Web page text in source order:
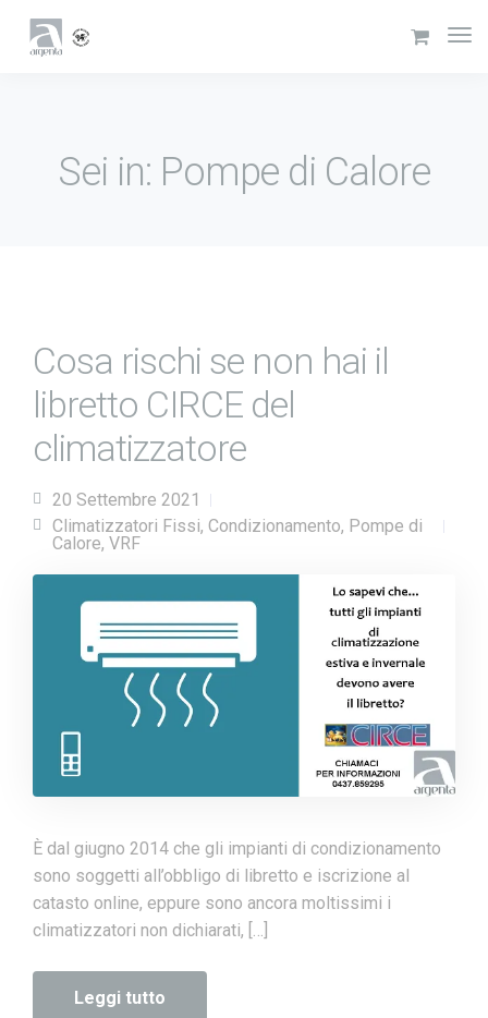
Sei in: Pompe di Calore
Cosa rischi se non hai il
libretto CIRCE del
climatizzatore
20 Settembre 2021
Climatizzatori Fissi, Condizionamento, Pompe di
Calore, VRF
È dal giugno 2014 che gli impianti di condizionamento
sono soggetti all’obbligo di libretto e iscrizione al
catasto online, eppure sono ancora moltissimi i
climatizzatori non dichiarati, […]
Leggi tutto